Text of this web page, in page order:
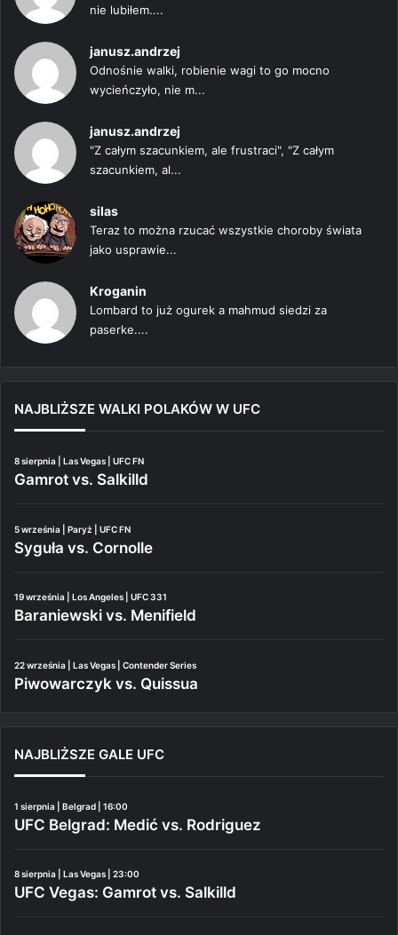
nie lubiłem....
janusz.andrzej
Odnośnie walki, robienie wagi to go mocno
wycieńczyło, nie m...
janusz.andrzej
"Z całym szacunkiem, ale frustraci", "Z całym
szacunkiem, al...
silas
Teraz to można rzucać wszystkie choroby świata
jako usprawie...
Kroganin
Lombard to już ogurek a mahmud siedzi za
paserke....
NAJBLIŻSZE WALKI POLAKÓW W UFC
8 sierpnia | Las Vegas | UFC FN
Gamrot vs. Salkilld
5 września | Paryż | UFC FN
Syguła vs. Cornolle
19 września | Los Angeles | UFC 331
Baraniewski vs. Menifield
22 września | Las Vegas | Contender Series
Piwowarczyk vs. Quissua
NAJBLIŻSZE GALE UFC
1 sierpnia | Belgrad | 16:00
UFC Belgrad: Medić vs. Rodriguez
8 sierpnia | Las Vegas | 23:00
UFC Vegas: Gamrot vs. Salkilld